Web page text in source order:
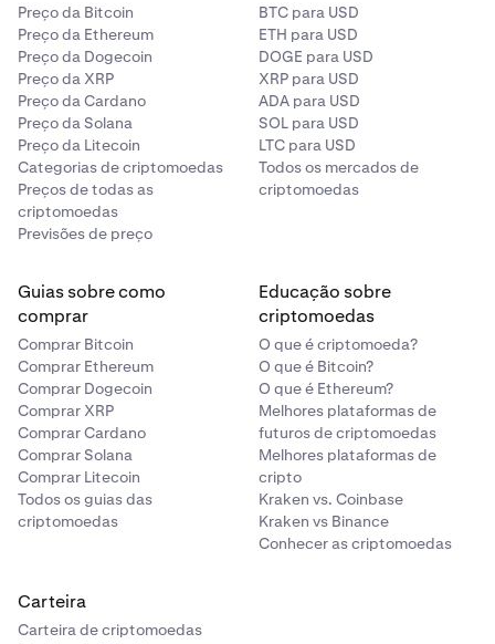
Preço da Bitcoin
Preço da Ethereum
Preço da Dogecoin
Preço da XRP
Preço da Cardano
Preço da Solana
Preço da Litecoin
Categorias de criptomoedas
Preços de todas as
criptomoedas
Previsões de preço
BTC para USD
ETH para USD
DOGE para USD
XRP para USD
ADA para USD
SOL para USD
LTC para USD
Todos os mercados de
criptomoedas
Guias sobre como
comprar
Comprar Bitcoin
Comprar Ethereum
Comprar Dogecoin
Comprar XRP
Comprar Cardano
Comprar Solana
Comprar Litecoin
Todos os guias das
criptomoedas
Educação sobre
criptomoedas
O que é criptomoeda?
O que é Bitcoin?
O que é Ethereum?
Melhores plataformas de
futuros de criptomoedas
Melhores plataformas de
cripto
Kraken vs. Coinbase
Kraken vs Binance
Conhecer as criptomoedas
Carteira
Carteira de criptomoedas